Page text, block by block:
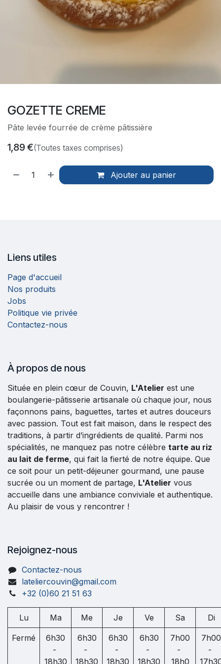
GOZETTE CREME
Pâte levée fourrée de crème pâtissière
1,89€(Toutes taxes comprises)
Ajouter au panier
Liens utiles
Page d'accueil
Nos produits
Jobs
Politique vie privée
Contactez-nous
À propos de nous
Située en plein cœur de Couvin, L'Atelier est une
boulangerie-pâtisserie artisanale où chaque jour, nous
façonnons pains, baguettes, tartes et autres douceurs
avec passion. Tout est fait maison, dans le respect des
traditions, à partir d’ingrédients de qualité. Parmi nos
spécialités, ne manquez pas notre célèbre tarte au riz
au lait de ferme, qui fait la fierté de notre équipe. Que
ce soit pour un petit-déjeuner gourmand, une pause
sucrée ou un moment de partage, L'Atelier vous
accueille dans une ambiance conviviale et authentique.
Au plaisir de vous y rencontrer !
Rejoignez-nous
Contactez-nous
lateliercouvin@gmail.com
+32 (0)60 21 51 63
Lu Ma Me Je Ve Sa Di
Fermé
6h30
-
18h30
6h30
-
18h30
6h30
-
18h30
6h30
-
18h30
7h00
-
18h0
7h00
-